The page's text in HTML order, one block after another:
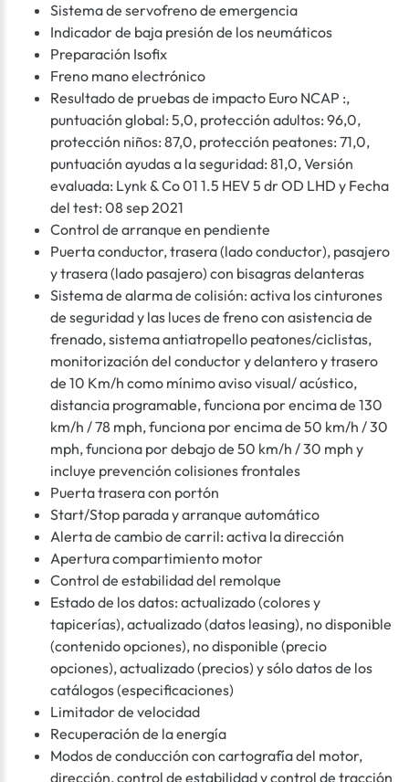
Sistema de servofreno de emergencia
Indicador de baja presión de los neumáticos
Preparación Isofix
Freno mano electrónico
Resultado de pruebas de impacto Euro NCAP :,
puntuación global: 5,0, protección adultos: 96,0,
protección niños: 87,0, protección peatones: 71,0,
puntuación ayudas a la seguridad: 81,0, Versión
evaluada: Lynk & Co 01 1.5 HEV 5 dr OD LHD y Fecha
del test: 08 sep 2021
Control de arranque en pendiente
Puerta conductor, trasera (lado conductor), pasajero
y trasera (lado pasajero) con bisagras delanteras
Sistema de alarma de colisión: activa los cinturones
de seguridad y las luces de freno con asistencia de
frenado, sistema antiatropello peatones/ciclistas,
monitorización del conductor y delantero y trasero
de 10 Km/h como mínimo aviso visual/ acústico,
distancia programable, funciona por encima de 130
km/h / 78 mph, funciona por encima de 50 km/h / 30
mph, funciona por debajo de 50 km/h / 30 mph y
incluye prevención colisiones frontales
Puerta trasera con portón
Start/Stop parada y arranque automático
Alerta de cambio de carril: activa la dirección
Apertura compartimiento motor
Control de estabilidad del remolque
Estado de los datos: actualizado (colores y
tapicerías), actualizado (datos leasing), no disponible
(contenido opciones), no disponible (precio
opciones), actualizado (precios) y sólo datos de los
catálogos (especificaciones)
Limitador de velocidad
Recuperación de la energía
Modos de conducción con cartografía del motor,
dirección, control de estabilidad y control de tracción